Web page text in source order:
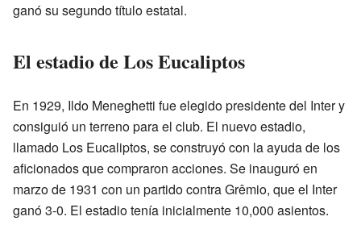
ganó su segundo título estatal.
El estadio de Los Eucaliptos
En 1929, Ildo Meneghetti fue elegido presidente del Inter y
consiguió un terreno para el club. El nuevo estadio,
llamado Los Eucaliptos, se construyó con la ayuda de los
aficionados que compraron acciones. Se inauguró en
marzo de 1931 con un partido contra Grêmio, que el Inter
ganó 3-0. El estadio tenía inicialmente 10,000 asientos.